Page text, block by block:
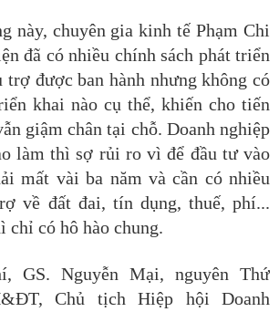
này, chuyên gia kinh tế Phạm Chi
đã có nhiều chính sách phát triển
trợ được ban hành nhưng không có
khai nào cụ thể, khiến cho tiến
giậm chân tại chỗ. Doanh nghiệp
làm thì sợ rủi ro vì để đầu tư vào
mất vài ba năm và cần có nhiều
về đất đai, tín dụng, thuế, phí...
chỉ có hô hào chung.
GS. Nguyễn Mại, nguyên Thứ
Chủ tịch Hiệp hội Doanh